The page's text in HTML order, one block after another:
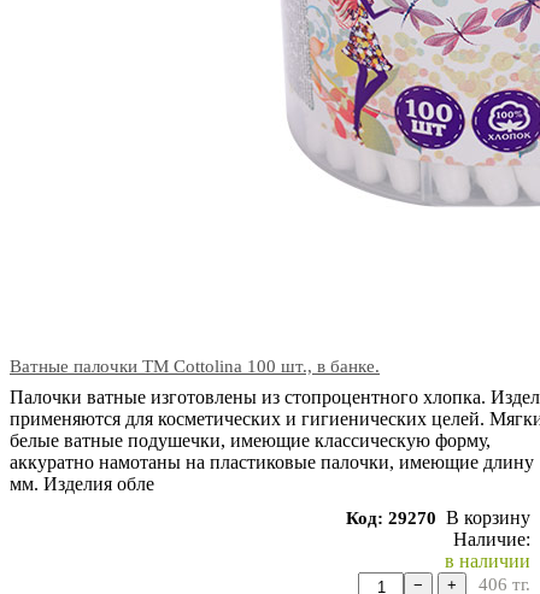
Ватные палочки TM Cottolina 100 шт., в банке.
Палочки ватные изготовлены из стопроцентного хлопка.
применяются для косметических и гигиенических целей.
белые ватные подушечки, имеющие классическую форму,
аккуратно намотаны на пластиковые палочки, имеющие длину
мм. Изделия обле
Код: 29270 В корзину
Наличие:
в наличии
406 тг.
− +